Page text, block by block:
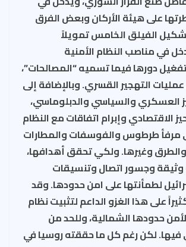
على هيئة الأركان وبعض الفرق
الفيلق الخامس تمويلاً
في مناصب النظام الأمنية
دورها فيما تسميه “المصالحات”،
التهجير القسري. وبالإضافة إلى
العسكري والسياسي والدبلوماسي،
الاقتصادي وإبرام اتفاقات مع النظام
مرفأ طرطوس والفوسفات والمطارات
والطرق وغيرها. ولكي تحقق أهدافها،
وثيقة وجسور اتصال وتنسيقات
لطمأنتها على امن حدودها. وقد
على هذا الغزو الداعم لتثبيت نظام
حدودها الشمالية، وللحد من
فيها. لكن رغم كل ما حققته روسيا في